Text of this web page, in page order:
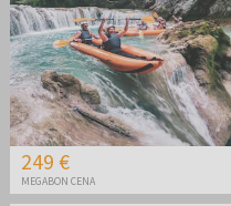
249 €
MEGABON CENA